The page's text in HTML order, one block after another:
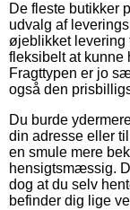
De fleste butikker
udvalg af
øjeblikket levering
fleksibelt at kunne
Fragttypen er jo
også den
Du burde
din adresse eller
en smule mere
hensigtsmæssig.
dog at du selv
befinder dig lige